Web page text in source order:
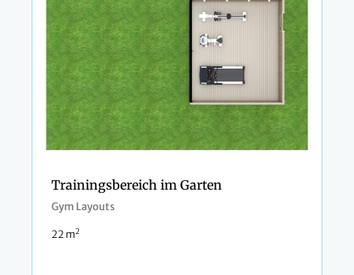
Trainingsbereich im Garten
Gym Layouts
22 m2